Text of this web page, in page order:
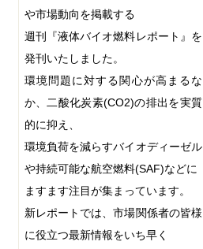
や市場動向を掲載する
週刊『液体バイオ燃料レポート』を
発刊いたしました。
環境問題に対する関心が高まるな
か、二酸化炭素(CO2)の排出を実質
的に抑え、
環境負荷を減らすバイオディーゼル
や持続可能な航空燃料(SAF)などに
ますます注目が集まっています。
新レポートでは、市場関係者の皆様
に役立つ最新情報をいち早く